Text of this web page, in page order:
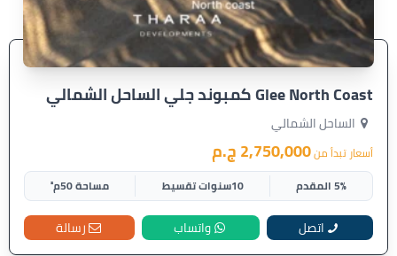
Glee North Coast كمبوند جلي الساحل الشمالي
الساحل الشمالي
أسعار تبدأ من2,750,000 ج.م
5% المقدم 10سنوات تقسيط مساحة 50م²
اتصل واتساب رسالة